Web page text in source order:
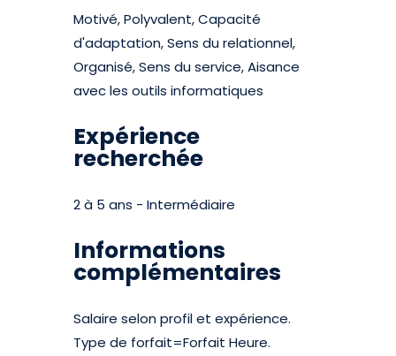
Motivé, Polyvalent, Capacité
d'adaptation, Sens du relationnel,
Organisé, Sens du service, Aisance
avec les outils informatiques
Expérience
recherchée
2 à 5 ans - Intermédiaire
Informations
complémentaires
Salaire selon profil et expérience.
Type de forfait=Forfait Heure.